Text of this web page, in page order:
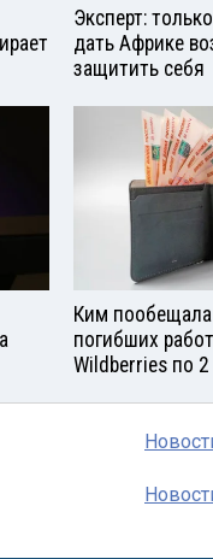
Эксперт:
дать Африке
защитить себя
Ким
погибших
Wildberries по